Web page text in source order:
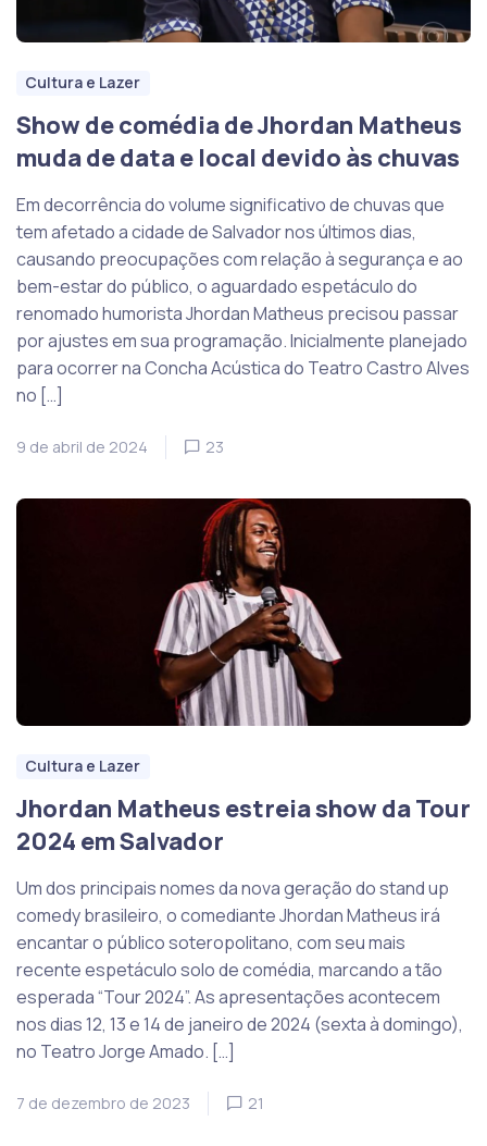
Cultura e Lazer
Show de comédia de Jhordan Matheus
muda de data e local devido às chuvas
Em decorrência do volume significativo de chuvas que
tem afetado a cidade de Salvador nos últimos dias,
causando preocupações com relação à segurança e ao
bem-estar do público, o aguardado espetáculo do
renomado humorista Jhordan Matheus precisou passar
por ajustes em sua programação. Inicialmente planejado
para ocorrer na Concha Acústica do Teatro Castro Alves
no […]
9 de abril de 2024 23
Cultura e Lazer
Jhordan Matheus estreia show da Tour
2024 em Salvador
Um dos principais nomes da nova geração do stand up
comedy brasileiro, o comediante Jhordan Matheus irá
encantar o público soteropolitano, com seu mais
recente espetáculo solo de comédia, marcando a tão
esperada “Tour 2024”. As apresentações acontecem
nos dias 12, 13 e 14 de janeiro de 2024 (sexta à domingo),
no Teatro Jorge Amado. […]
7 de dezembro de 2023 21